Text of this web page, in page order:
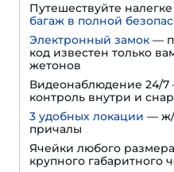
Путешествуйте
багаж в полной
Электронный замок —
код известен только
жетонов
Видеонаблюдение 24/7
контроль внутри и
3 удобных локации — ж/
причалы
Ячейки любого
крупного габаритного